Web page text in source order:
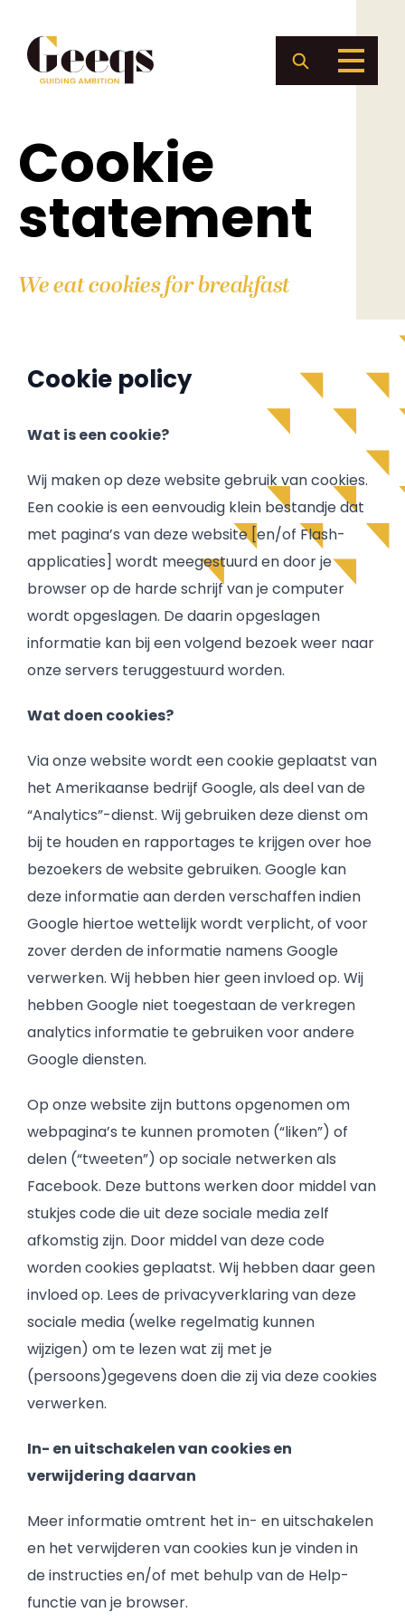
Cookie
statement
We eat cookies for breakfast
Cookie policy
Wat is een cookie?
Wij maken op deze website gebruik van cookies.
Een cookie is een eenvoudig klein bestandje dat
met pagina’s van deze website [en/of Flash-
applicaties] wordt meegestuurd en door je
browser op de harde schrijf van je computer
wordt opgeslagen. De daarin opgeslagen
informatie kan bij een volgend bezoek weer naar
onze servers teruggestuurd worden.
Wat doen cookies?
Via onze website wordt een cookie geplaatst van
het Amerikaanse bedrijf Google, als deel van de
“Analytics”-dienst. Wij gebruiken deze dienst om
bij te houden en rapportages te krijgen over hoe
bezoekers de website gebruiken. Google kan
deze informatie aan derden verschaffen indien
Google hiertoe wettelijk wordt verplicht, of voor
zover derden de informatie namens Google
verwerken. Wij hebben hier geen invloed op. Wij
hebben Google niet toegestaan de verkregen
analytics informatie te gebruiken voor andere
Google diensten.
Op onze website zijn buttons opgenomen om
webpagina’s te kunnen promoten (“liken”) of
delen (“tweeten”) op sociale netwerken als
Facebook. Deze buttons werken door middel van
stukjes code die uit deze sociale media zelf
afkomstig zijn. Door middel van deze code
worden cookies geplaatst. Wij hebben daar geen
invloed op. Lees de privacyverklaring van deze
sociale media (welke regelmatig kunnen
wijzigen) om te lezen wat zij met je
(persoons)gegevens doen die zij via deze cookies
verwerken.
In- en uitschakelen van cookies en
verwijdering daarvan
Meer informatie omtrent het in- en uitschakelen
en het verwijderen van cookies kun je vinden in
de instructies en/of met behulp van de Help-
functie van je browser.